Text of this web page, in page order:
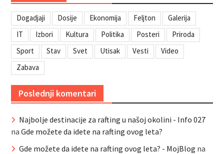
Dogadjaji Dosije Ekonomija Feljton
Galerija
IT
Izbori Kultura Politika Posteri
Priroda
Sport
Stav Svet Utisak Vesti
Video
Zabava
Poslednji komentari
Najbolje destinacije za rafting u našoj okolini - Info 027
na Gde možete da idete na rafting ovog leta?
Gde možete da idete na rafting ovog leta? - MojBlog na